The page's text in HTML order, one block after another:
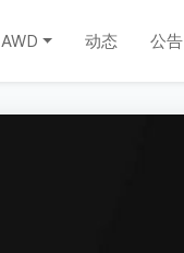
AWD 动态 公告